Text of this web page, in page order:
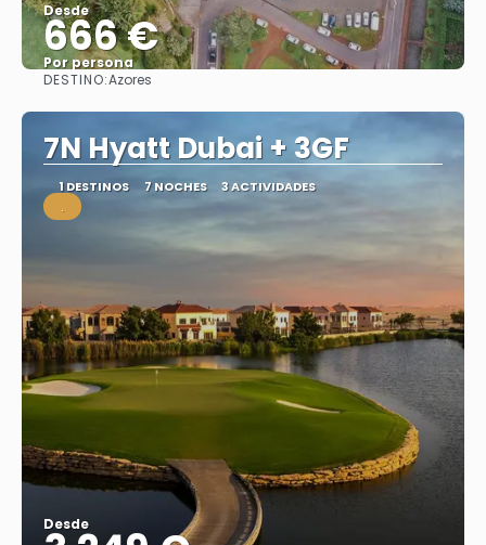
Desde
666 €
Por persona
DESTINO:Azores
7N Hyatt Dubai + 3GF
1 DESTINOS 7 NOCHES 3 ACTIVIDADES
.
Desde